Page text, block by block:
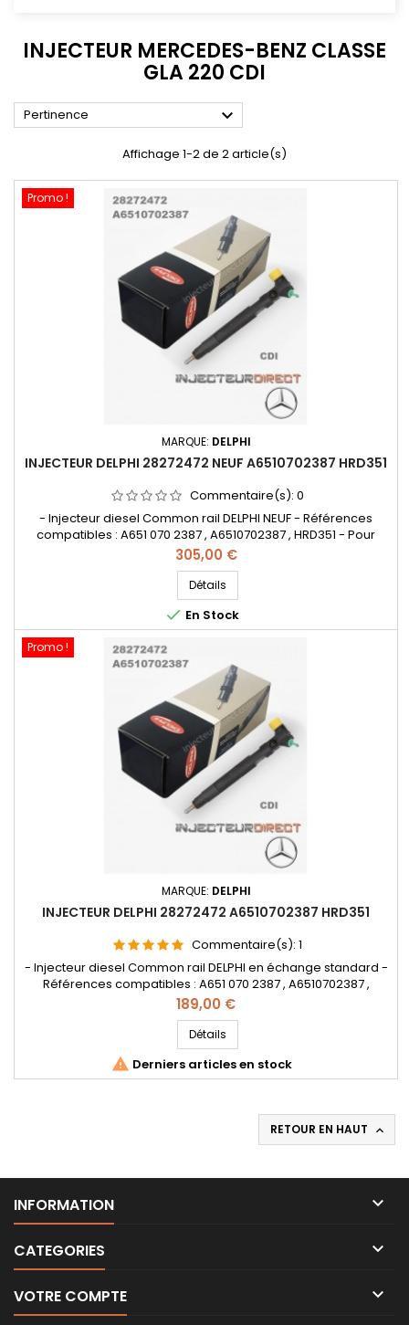
INJECTEUR MERCEDES-BENZ CLASSE
GLA 220 CDI
Pertinence 
Affichage 1-2 de 2 article(s)
Promo !
MARQUE: DELPHI
INJECTEUR DELPHI 28272472 NEUF A6510702387 HRD351
Commentaire(s): 0
- Injecteur diesel Common rail DELPHI NEUF - Références
compatibles : A651 070 2387 , A6510702387 , HRD351 - Pour
motorisation Mercedes Benz CDI Pièce d'origine
Prix
305,00 €
Détails
 En Stock
Promo !
MARQUE: DELPHI
INJECTEUR DELPHI 28272472 A6510702387 HRD351
Commentaire(s): 1
- Injecteur diesel Common rail DELPHI en échange standard -
Références compatibles : A651 070 2387 , A6510702387 ,
HRD351 - Pour motorisation Mercedes Benz CDI Pièce
d'origine
Prix
189,00 €
Détails
 Derniers articles en stock
RETOUR EN HAUT 
INFORMATION 
CATEGORIES 
VOTRE COMPTE 